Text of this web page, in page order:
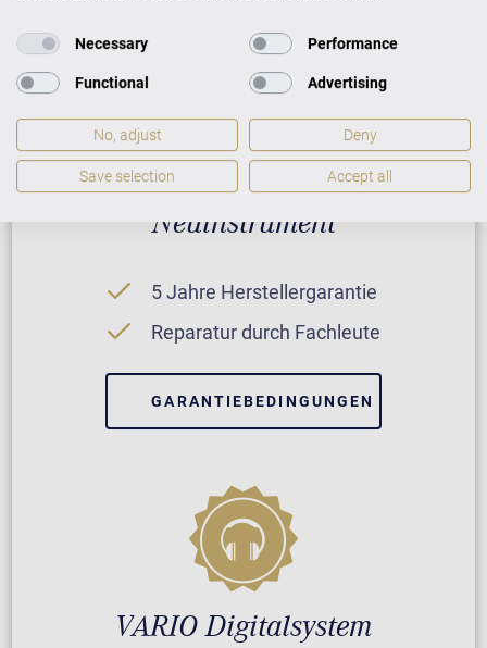
Neuinstrument
5 Jahre Herstellergarantie
Reparatur durch Fachleute
GARANTIEBEDINGUNGEN
VARIO Digitalsystem
Necessary Performance
Functional Advertising
No, adjust Deny
Save selection Accept all